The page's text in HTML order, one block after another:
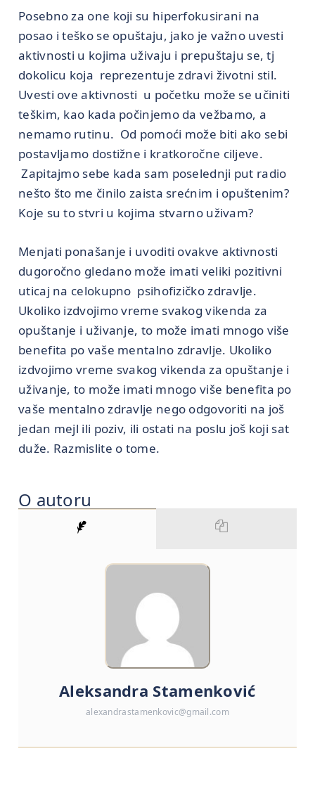
Posebno za one koji su hiperfokusirani na
posao i teško se opuštaju, jako je važno uvesti
aktivnosti u kojima uživaju i prepuštaju se, tj
dokolicu koja reprezentuje zdravi životni stil.
Uvesti ove aktivnosti u početku može se učiniti
teškim, kao kada počinjemo da vežbamo, a
nemamo rutinu. Od pomoći može biti ako sebi
postavljamo dostižne i kratkoročne ciljeve.
Zapitajmo sebe kada sam poselednji put radio
nešto što me činilo zaista srećnim i opuštenim?
Koje su to stvri u kojima stvarno uživam?
Menjati ponašanje i uvoditi ovakve aktivnosti
dugoročno gledano može imati veliki pozitivni
uticaj na celokupno psihofizičko zdravlje.
Ukoliko izdvojimo vreme svakog vikenda za
opuštanje i uživanje, to može imati mnogo više
benefita po vaše mentalno zdravlje. Ukoliko
izdvojimo vreme svakog vikenda za opuštanje i
uživanje, to može imati mnogo više benefita po
vaše mentalno zdravlje nego odgovoriti na još
jedan mejl ili poziv, ili ostati na poslu još koji sat
duže. Razmislite o tome.
O autoru
Aleksandra Stamenković
alexandrastamenkovic@gmail.com